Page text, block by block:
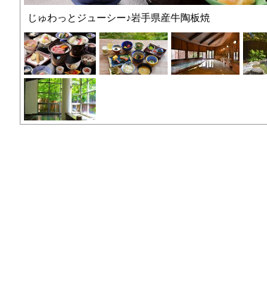
じゅわっとジューシー♪岩手県産牛陶板焼